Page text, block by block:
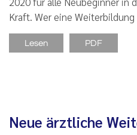
Kraft. Wer eine
Lesen PDF
Neue ärztliche